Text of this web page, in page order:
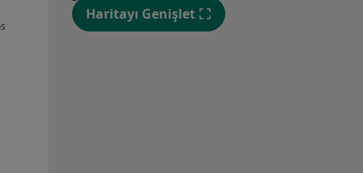
11 Ağustos
Çar,
12 Ağustos
Per,
13 Ağustos
Haritayı Genişlet